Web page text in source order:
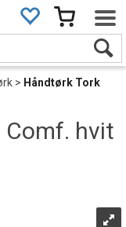
> Håndtørk Tork
Comf. hvit